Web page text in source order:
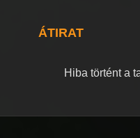
ÁTIRAT
Hiba történt a